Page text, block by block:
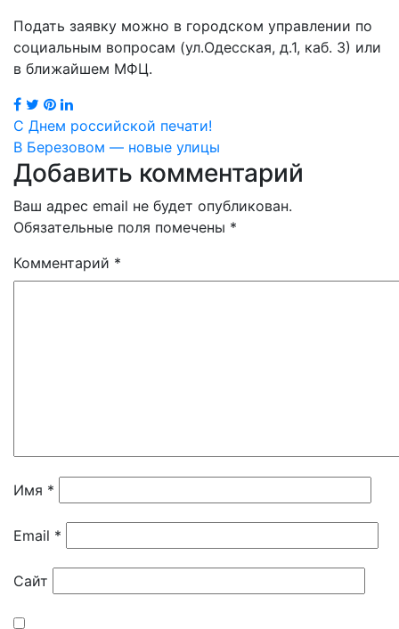
Подать заявку можно в городском управлении по
социальным вопросам (ул.Одесская, д.1, каб. 3) или
в ближайшем МФЦ.
Навигация
по
записям
С Днем российской печати!
В Березовом — новые улицы
Добавить комментарий
Ваш адрес email не будет опубликован.
Обязательные поля помечены *
Комментарий *
Имя *
Email *
Сайт